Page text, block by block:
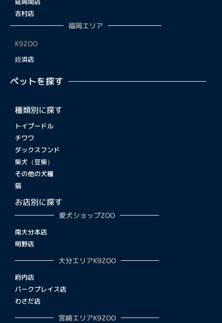
吉村店
福岡エリア
K9ZOO
姪浜店
ペットを探す
種類別に探す
トイプードル
チワワ
ダックスフンド
柴犬（豆柴）
その他の犬種
猫
お店別に探す
愛犬ショップZOO
南大分本店
明野店
大分エリアK9ZOO
府内店
パークプレイス店
わさだ店
宮崎エリアK9ZOO